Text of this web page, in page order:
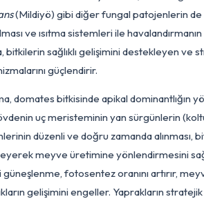
Domates yetiştiriciliğinde kültürel
etkileyen faktörlerdir. Özellikle sera
Küf) gibi fungal hastalıkların
su filminin oluşumu engellenmeli, bu da
homojen dağılmasına yardımcı olur,
mikroklima yaratır.
Yetersiz hava akımı ve nem yönetimi,
infestans(Mildiyö) gibi diğer fungal
kullanılması ve ısıtma sistemleri ile